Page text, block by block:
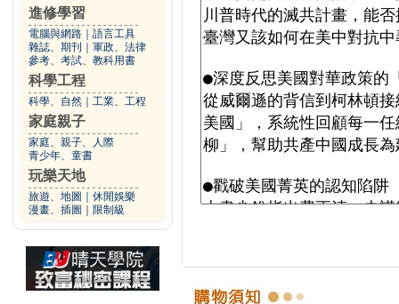
進修學習
電腦與網路
語言工具
雜誌、期刊
軍政、法律
參考、考試、教科用書
科學工程
科學、自然 工業、工程
家庭親子
家庭、親子、人際
青少年、童書
玩樂天地
旅遊、地圖
休閒娛樂
漫畫、插圖
限制級